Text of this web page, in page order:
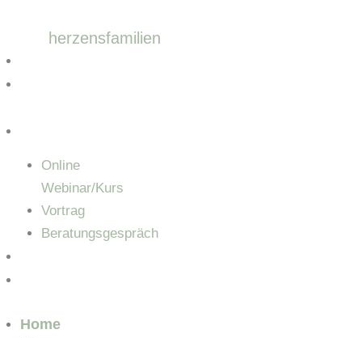
springen
herzensfamilien
Online
Webinar/Kurs
Vortrag
Beratungsgespräch
Home